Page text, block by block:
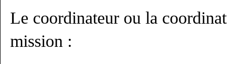
Le coordinateur ou la
mission :